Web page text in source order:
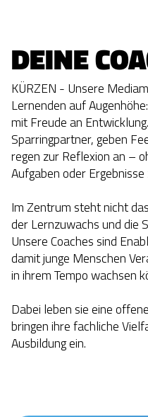
DEINE
KÜRZEN - Unsere
Lernenden auf
mit Freude an
Sparringpartner, geben
regen zur Reflexion an –
Aufgaben oder
Im Zentrum steht nicht
der Lernzuwachs und die
Unsere Coaches sind
damit junge Menschen
in ihrem Tempo wachsen
Dabei leben sie eine
bringen ihre fachliche
Ausbildung ein.